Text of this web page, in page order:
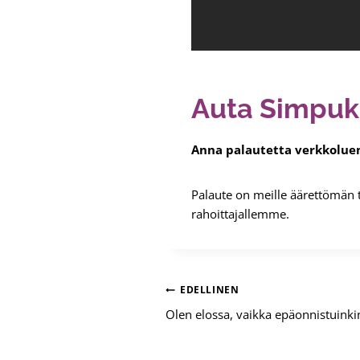
Auta
Anna palautetta
Palaute on meille
rahoittajallemme.
Artikkelien
selaus
EDELLINEN
Olen elossa, vaikka